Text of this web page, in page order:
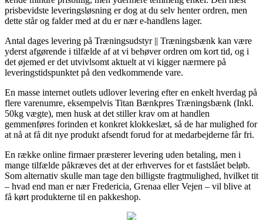
prisbevidste leveringsløsning er dog at du selv henter ordren, men
dette står og falder med at du er nær e-handlens lager.
Antal dages levering på Træningsudstyr || Træningsbænk kan være
yderst afgørende i tilfælde af at vi behøver ordren om kort tid, og i
det øjemed er det utvivlsomt aktuelt at vi kigger nærmere på
leveringstidspunktet på den vedkommende vare.
En masse internet outlets udlover levering efter en enkelt hverdag på
flere varenumre, eksempelvis Titan Bænkpres Træningsbænk (Inkl.
50kg vægte), men husk at det stiller krav om at handlen
gemmenføres forinden et konkret klokkeslæt, så de har mulighed for
at nå at få dit nye produkt afsendt forud for at medarbejderne får fri.
En række online firmaer præsterer levering uden betaling, men i
mange tilfælde påkræves det at der erhverves for et fastslået beløb.
Som alternativ skulle man tage den billigste fragtmulighed, hvilket tit
– hvad end man er nær Fredericia, Grenaa eller Vejen – vil blive at
få kørt produkterne til en pakkeshop.